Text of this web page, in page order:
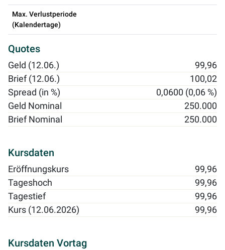
Max. Verlustperiode
(Kalendertage)
Quotes
Geld (12.06.)
99,96
Brief (12.06.)
100,02
Spread (in %)
0,0600 (0,06 %)
Geld Nominal
250.000
Brief Nominal
250.000
Kursdaten
Eröffnungskurs
99,96
Tageshoch
99,96
Tagestief
99,96
Kurs (12.06.2026)
99,96
Kursdaten Vortag